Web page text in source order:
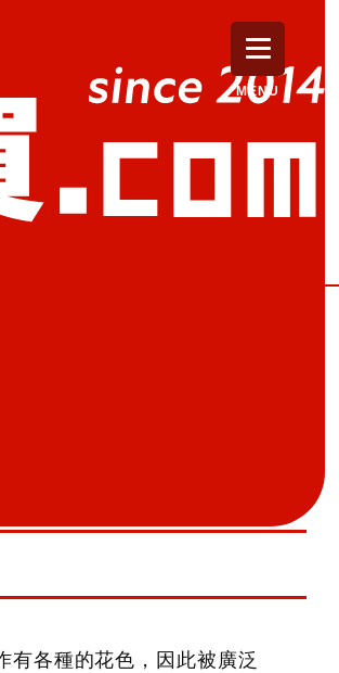
MENU
單的讓牆壁煥然一新
有各種的花色，因此被廣泛